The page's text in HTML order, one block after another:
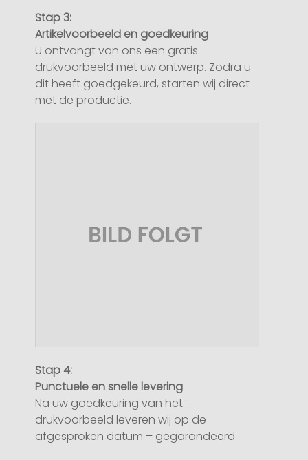
Stap 3:
Artikelvoorbeeld en goedkeuring
U ontvangt van ons een gratis
drukvoorbeeld met uw ontwerp. Zodra u
dit heeft goedgekeurd, starten wij direct
met de productie.
Stap 4:
Punctuele en snelle levering
Na uw goedkeuring van het
drukvoorbeeld leveren wij op de
afgesproken datum – gegarandeerd.